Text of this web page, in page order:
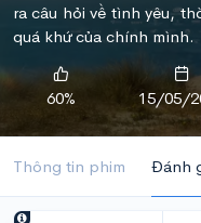
ra câu hỏi về tình yêu,
quá khứ của chính mình.
60% 15/05/
Thông tin phim Đánh